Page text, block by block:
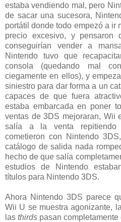
estaba vendiendo mal, pero
de sacar una sucesora,
portátil donde todo empezó a ir
precio excesivo, y
conseguirían vender a
Nintendo tuvo que
consola (quedando mal
ciegamente en ellos), y
siniestro para dar forma a un
capaces de que fuera
estaba embarcada en poner
ventas de 3DS mejoraran, Wii
salía a la venta repitiendo
cometieron con Nintendo
catálogo de salida nada
hecho de que salía
estudios de Nintendo
títulos para Nintendo 3DS.
Ahora Nintendo 3DS parece
Wii U se muestra agonizante,
las thirds pasan